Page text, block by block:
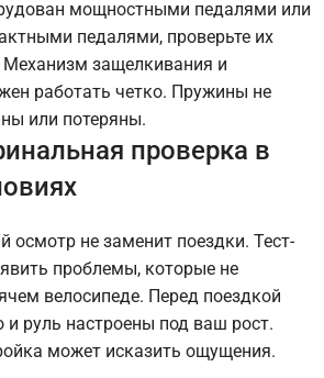
мощностными педалями или
педалями, проверьте их
Механизм защелкивания и
работать четко. Пружины не
или потеряны.
проверка в
осмотр не заменит поездки. Тест-
проблемы, которые не
велосипеде. Перед поездкой
и руль настроены под ваш рост.
может исказить ощущения.